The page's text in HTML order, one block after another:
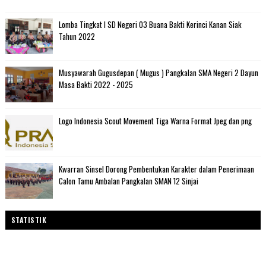
Lomba Tingkat I SD Negeri 03 Buana Bakti Kerinci Kanan Siak
Tahun 2022
Musyawarah Gugusdepan ( Mugus ) Pangkalan SMA Negeri 2 Dayun
Masa Bakti 2022 - 2025
Logo Indonesia Scout Movement Tiga Warna Format Jpeg dan png
Kwarran Sinsel Dorong Pembentukan Karakter dalam Penerimaan
Calon Tamu Ambalan Pangkalan SMAN 12 Sinjai
STATISTIK